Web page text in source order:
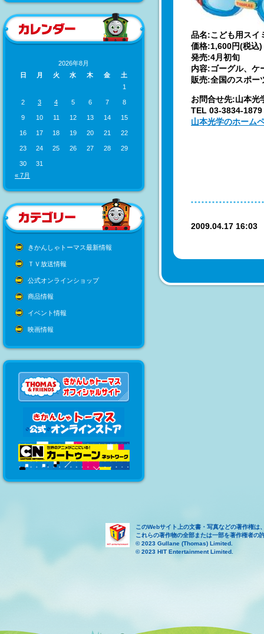
2026年8月
日
月 火 水 木 金
土
1
2 3 4 5 6 7 8
9 10 11 12 13 14 15
16 17 18 19 20 21 22
23 24 25 26 27 28 29
30
31
« 7月
きかんしゃトーマス最新情報
ＴＶ放送情報
公式オンラインショップ
商品情報
イベント情報
映画情報
品名:こども用スイ
価格:1,600円(税込)
発売:4月初旬
内容:ゴーグル、ケ
販売:全国のスポー
お問合せ先:山本光
TEL 03-3834-1879
山本光学のホーム
2009.04.17
このWebサイト上の文書・写真などの著作権は
これらの著作物の全部または一部を著作権者の
© 2023 Gullane (Thomas) Limited.
© 2023 HIT Entertainment Limited.